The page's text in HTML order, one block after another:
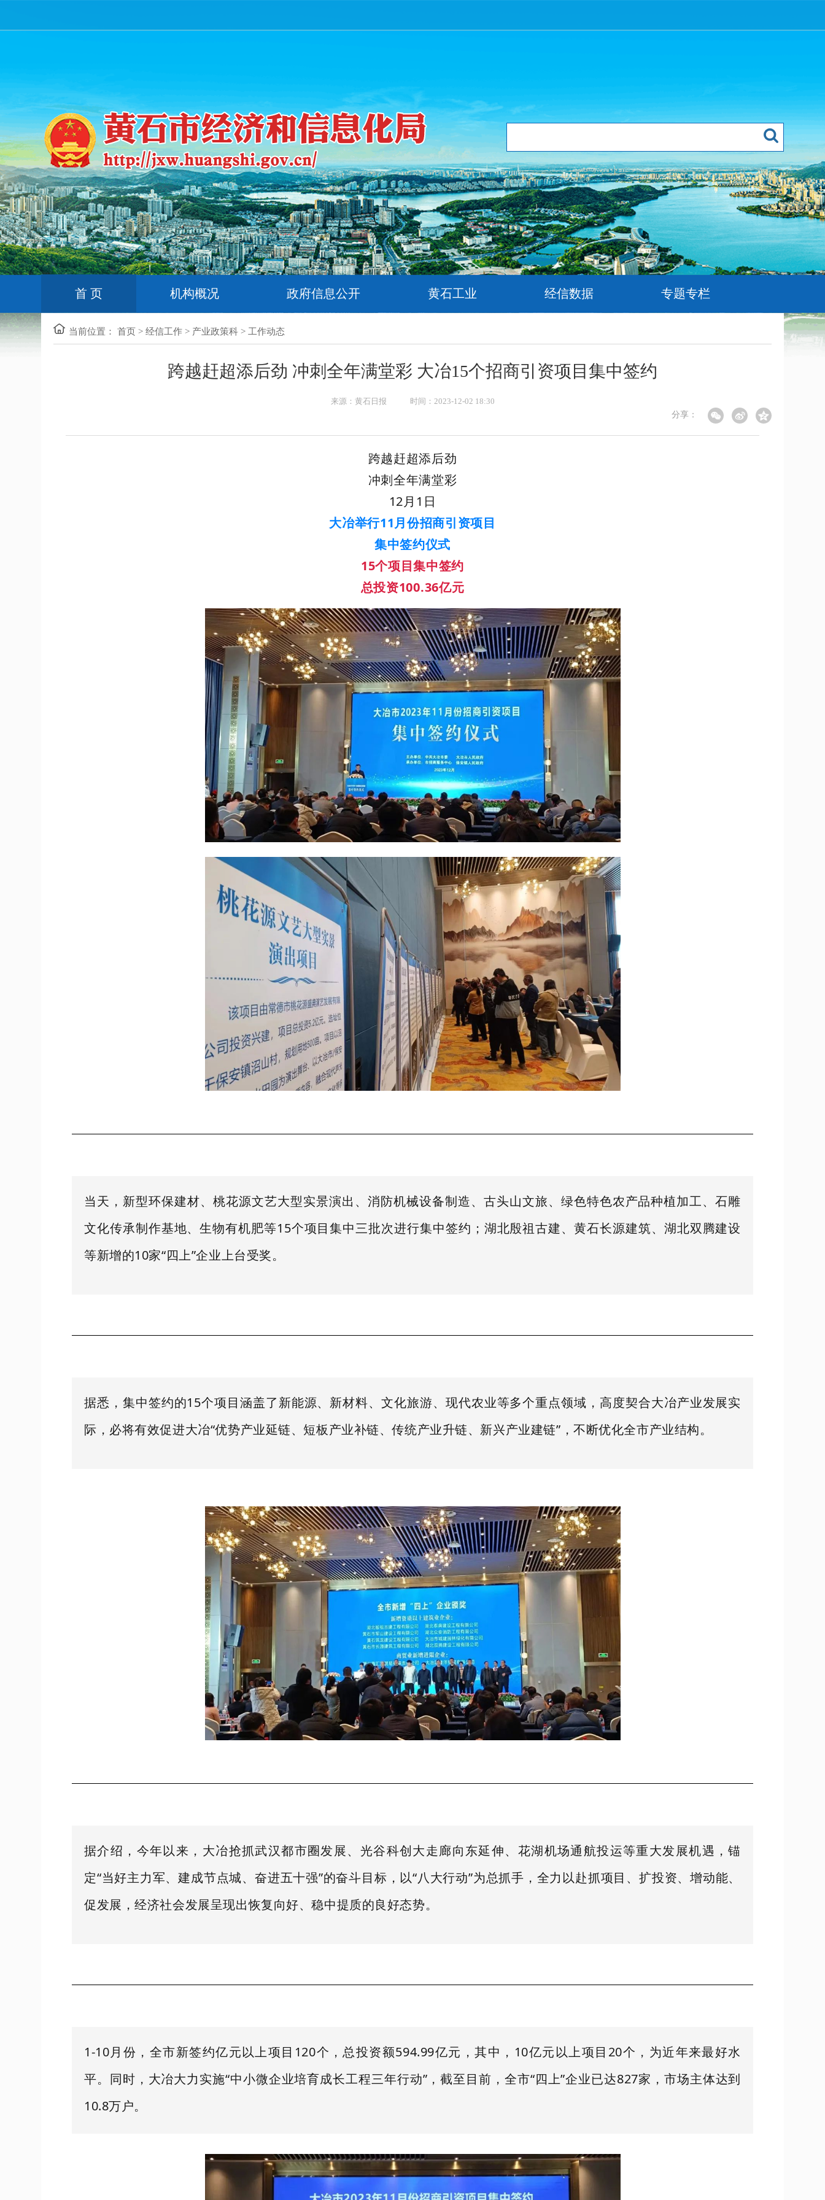
首 页 机构概况 政府信息公开 黄石工业 经信数据 专题专栏
当前位置： 首页 > 经信工作 > 产业政策科 > 工作动态
跨越赶超添后劲 冲刺全年满堂彩 大冶15个招商引资项目集中签约
来源：黄石日报 时间：2023-12-02 18:30
分享：
跨越赶超添后劲
冲刺全年满堂彩
12月1日
大冶举行11月份招商引资项目
集中签约仪式
15个项目集中签约
总投资100.36亿元
当天，新型环保建材、桃花源文艺大型实景演出、消防机械设备制造、古头山文旅、绿色特色农产品种植加工、石雕
文化传承制作基地、生物有机肥等15个项目集中三批次进行集中签约；湖北殷祖古建、黄石长源建筑、湖北双腾建设
等新增的10家“四上”企业上台受奖。
据悉，集中签约的15个项目涵盖了新能源、新材料、文化旅游、现代农业等多个重点领域，高度契合大冶产业发展实
际，必将有效促进大冶“优势产业延链、短板产业补链、传统产业升链、新兴产业建链”，不断优化全市产业结构。
据介绍，今年以来，大冶抢抓武汉都市圈发展、光谷科创大走廊向东延伸、花湖机场通航投运等重大发展机遇，锚
定“当好主力军、建成节点城、奋进五十强”的奋斗目标，以“八大行动”为总抓手，全力以赴抓项目、扩投资、增动能、
促发展，经济社会发展呈现出恢复向好、稳中提质的良好态势。
1-10月份，全市新签约亿元以上项目120个，总投资额594.99亿元，其中，10亿元以上项目20个，为近年来最好水
平。同时，大冶大力实施“中小微企业培育成长工程三年行动”，截至目前，全市“四上”企业已达827家，市场主体达到
10.8万户。